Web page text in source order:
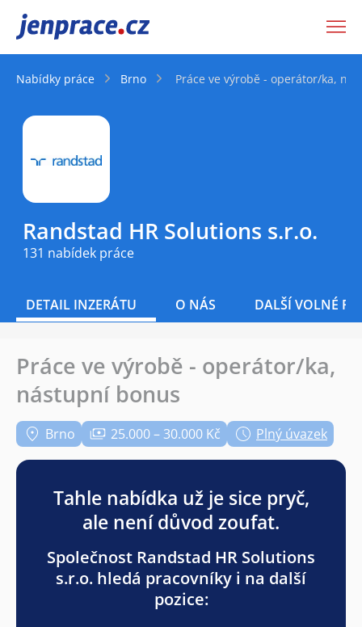
JenPráce.cz
Nabídky práce Brno Práce ve výrobě - operátor/ka,
Randstad HR Solutions s.r.o.
131 nabídek práce
DETAIL INZERÁTU O NÁS DALŠÍ VOLNÉ
Práce ve výrobě - operátor/ka,
nástupní bonus
Brno 25.000 – 30.000 Kč Plný úvazek
Tahle nabídka už je sice pryč,
ale není důvod zoufat.
Společnost Randstad HR Solutions
s.r.o. hledá pracovníky i na další
pozice: